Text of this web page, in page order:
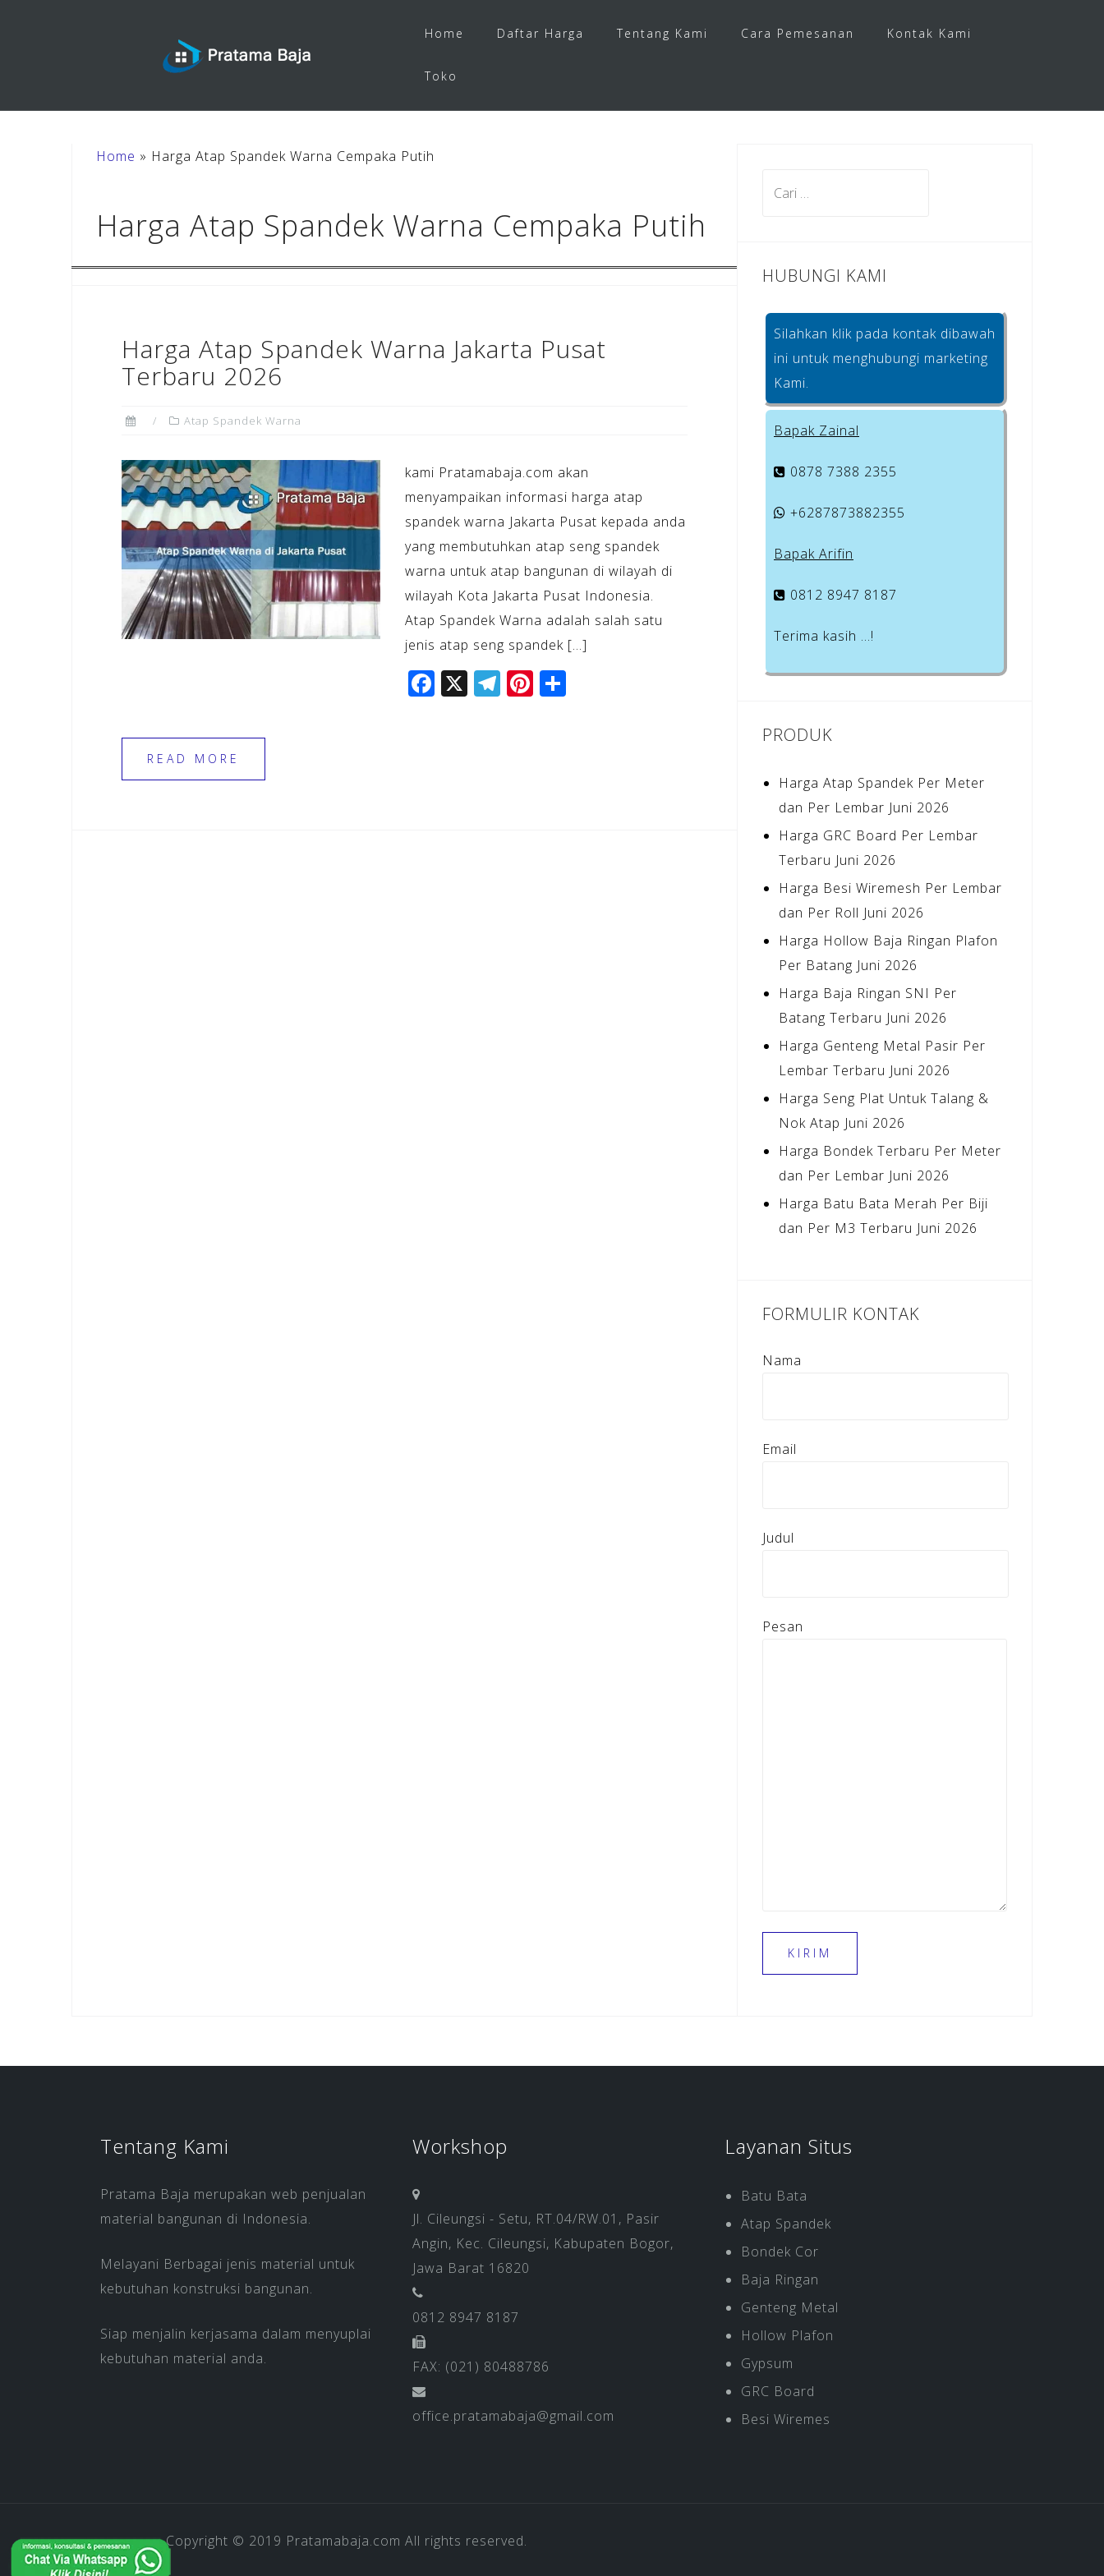
Home Daftar Harga Tentang Kami Cara Pemesanan Kontak Kami
Toko
Home » Harga Atap Spandek Warna Cempaka Putih
Harga Atap Spandek Warna Cempaka Putih
Harga Atap Spandek Warna Jakarta Pusat
Terbaru 2026
Atap Spandek Warna
kami Pratamabaja.com akan
menyampaikan informasi harga atap
spandek warna Jakarta Pusat kepada anda
yang membutuhkan atap seng spandek
warna untuk atap bangunan di wilayah di
wilayah Kota Jakarta Pusat Indonesia.
Atap Spandek Warna adalah salah satu
jenis atap seng spandek […]
F X T Pi S
READ MORE
HUBUNGI KAMI
Silahkan klik pada kontak dibawah
ini untuk menghubungi marketing
Kami.
Bapak Zainal
0878 7388 2355
+6287873882355
Bapak Arifin
0812 8947 8187
Terima kasih …!
PRODUK
Harga Atap Spandek Per Meter
dan Per Lembar Juni 2026
Harga GRC Board Per Lembar
Terbaru Juni 2026
Harga Besi Wiremesh Per Lembar
dan Per Roll Juni 2026
Harga Hollow Baja Ringan Plafon
Per Batang Juni 2026
Harga Baja Ringan SNI Per
Batang Terbaru Juni 2026
Harga Genteng Metal Pasir Per
Lembar Terbaru Juni 2026
Harga Seng Plat Untuk Talang &
Nok Atap Juni 2026
Harga Bondek Terbaru Per Meter
dan Per Lembar Juni 2026
Harga Batu Bata Merah Per Biji
dan Per M3 Terbaru Juni 2026
FORMULIR KONTAK
Nama
Email
Judul
Pesan
Tentang Kami
Pratama Baja merupakan web penjualan
material bangunan di Indonesia.
Melayani Berbagai jenis material untuk
kebutuhan konstruksi bangunan.
Siap menjalin kerjasama dalam menyuplai
kebutuhan material anda.
Workshop
Jl. Cileungsi - Setu, RT.04/RW.01, Pasir
Angin, Kec. Cileungsi, Kabupaten Bogor,
Jawa Barat 16820
0812 8947 8187
FAX: (021) 80488786
office.pratamabaja@gmail.com
Layanan Situs
Batu Bata
Atap Spandek
Bondek Cor
Baja Ringan
Genteng Metal
Hollow Plafon
Gypsum
GRC Board
Besi Wiremes
Copyright © 2019 Pratamabaja.com All rights reserved.